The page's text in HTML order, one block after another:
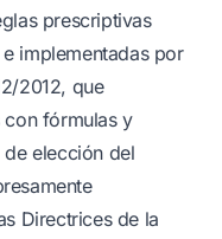
prescriptivas
implementadas por
2012, que
fórmulas y
elección del
Directrices de la